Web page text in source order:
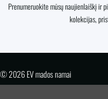
Prenumeruokite mūsų naujienlaiškį ir
kolekcijas,
© 2026 EV mados namai